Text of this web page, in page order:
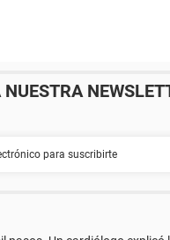
NUESTRA